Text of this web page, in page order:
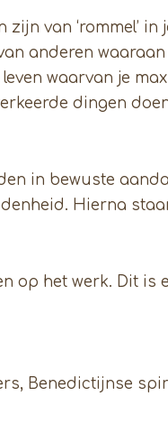
van ‘rommel’
anderen
waarvan je
dingen
in bewuste
Hierna
op het werk. Dit is
Benedictijnse